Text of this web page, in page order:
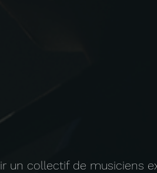
un collectif de musiciens